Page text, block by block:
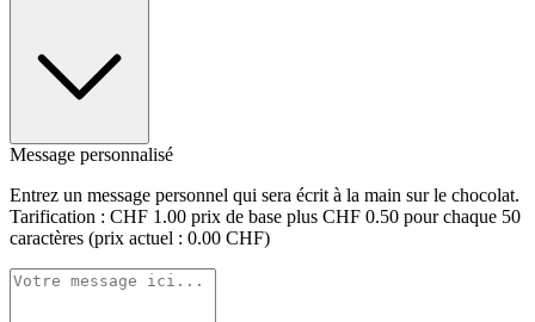
Message personnalisé
Entrez un message personnel qui sera écrit à la main sur le chocolat.
Tarification : CHF 1.00 prix de base plus CHF 0.50 pour chaque 50
caractères (prix actuel : 0.00 CHF)